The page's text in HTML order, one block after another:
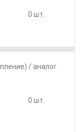
0 шт.
/ аналог
0 шт.